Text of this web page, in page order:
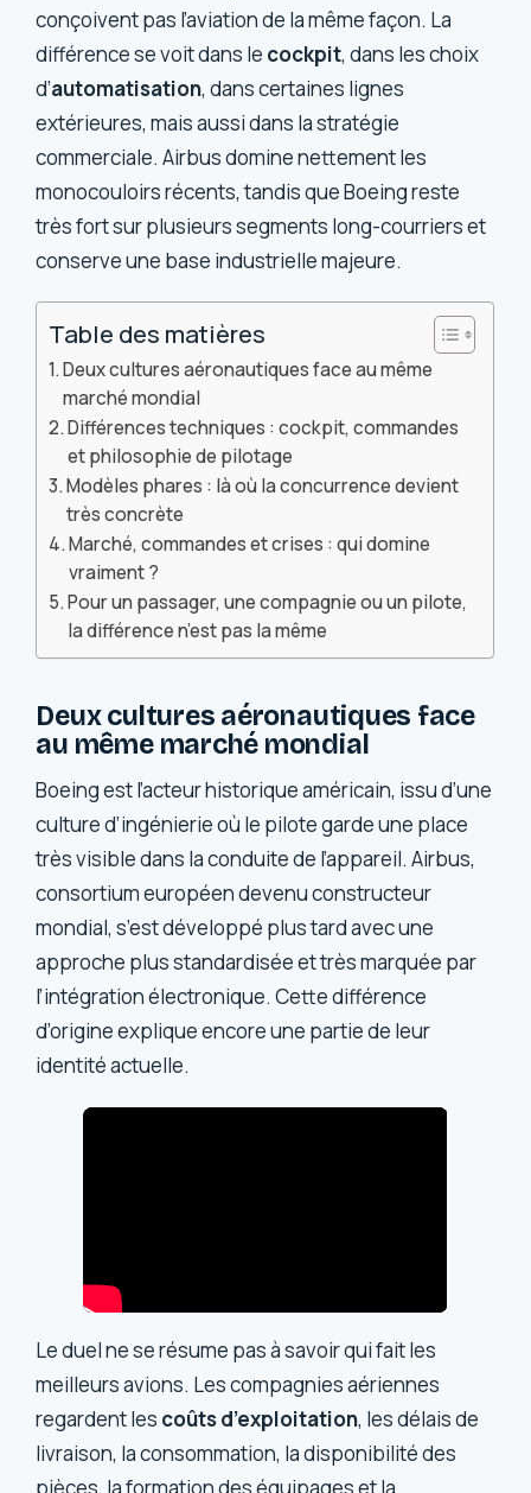
conçoivent pas l’aviation de la même façon. La
différence se voit dans le cockpit, dans les choix
d’automatisation, dans certaines lignes
extérieures, mais aussi dans la stratégie
commerciale. Airbus domine nettement les
monocouloirs récents, tandis que Boeing reste
très fort sur plusieurs segments long-courriers et
conserve une base industrielle majeure.
Table des matières
Deux cultures aéronautiques face au même
marché mondial
Différences techniques : cockpit, commandes
et philosophie de pilotage
Modèles phares : là où la concurrence devient
très concrète
Marché, commandes et crises : qui domine
vraiment ?
Pour un passager, une compagnie ou un pilote,
la différence n’est pas la même
Deux cultures aéronautiques face
au même marché mondial
Boeing est l’acteur historique américain, issu d’une
culture d’ingénierie où le pilote garde une place
très visible dans la conduite de l’appareil. Airbus,
consortium européen devenu constructeur
mondial, s’est développé plus tard avec une
approche plus standardisée et très marquée par
l’intégration électronique. Cette différence
d’origine explique encore une partie de leur
identité actuelle.
Le duel ne se résume pas à savoir qui fait les
meilleurs avions. Les compagnies aériennes
regardent les coûts d’exploitation, les délais de
livraison, la consommation, la disponibilité des
pièces, la formation des équipages et la